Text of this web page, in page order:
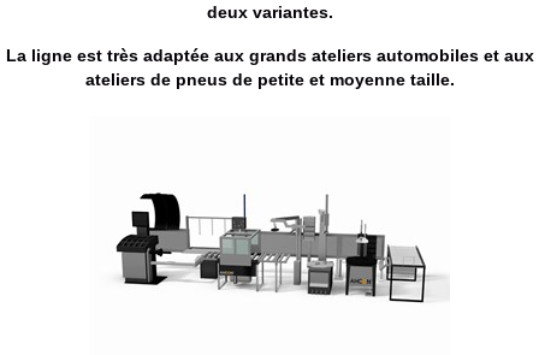
deux variantes.
La ligne est très adaptée aux grands ateliers automobiles et aux
ateliers de pneus de petite et moyenne taille.